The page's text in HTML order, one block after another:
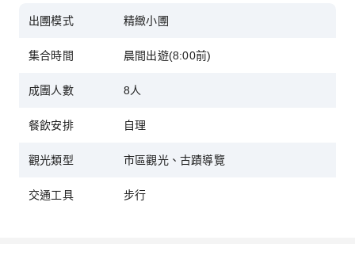
出圑模式 精緻小圑
集合時間 晨間出遊(8:00前)
成團人數 8人
餐飲安排 自理
觀光類型 市區觀光、古蹟導覽
交通工具 步行